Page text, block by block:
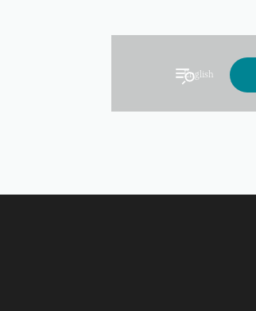
English